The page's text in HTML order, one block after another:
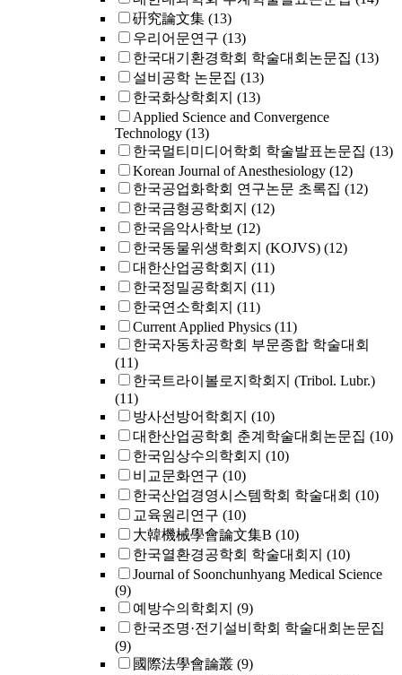
硏究論文集 (13)
우리어문연구 (13)
한국대기환경학회 학술대회논문집 (13)
설비공학 논문집 (13)
한국화상학회지 (13)
Applied Science and Convergence
Technology (13)
한국멀티미디어학회 학술발표논문집 (13)
Korean Journal of Anesthesiology (12)
한국공업화학회 연구논문 초록집 (12)
한국금형공학회지 (12)
한국음악사학보 (12)
한국동물위생학회지 (KOJVS) (12)
대한산업공학회지 (11)
한국정밀공학회지 (11)
한국연소학회지 (11)
Current Applied Physics (11)
한국자동차공학회 부문종합 학술대회
(11)
한국트라이볼로지학회지 (Tribol. Lubr.)
(11)
방사선방어학회지 (10)
대한산업공학회 춘계학술대회논문집 (10)
한국임상수의학회지 (10)
비교문화연구 (10)
한국산업경영시스템학회 학술대회 (10)
교육원리연구 (10)
大韓機械學會論文集B (10)
한국열환경공학회 학술대회지 (10)
Journal of Soonchunhyang Medical Science
(9)
예방수의학회지 (9)
한국조명·전기설비학회 학술대회논문집
(9)
國際法學會論叢 (9)